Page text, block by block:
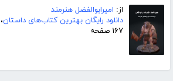
از: امیرابوالفضل هنرمند
دانلود رایگان بهترین کتاب‌های داستان،
۱۶۷ صفحه